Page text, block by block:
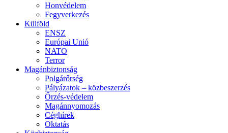
Honvédelem
Fegyverkezés
Külföld
ENSZ
Európai Unió
NATO
Terror
Magánbiztonság
Polgárőrség
Pályázatok – közbeszerzés
Őrzés-védelem
Magánnyomozás
Céghírek
Oktatás